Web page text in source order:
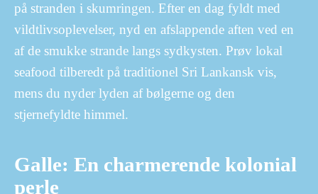
på stranden i skumringen. Efter en dag fyldt med
vildtlivsoplevelser, nyd en afslappende aften ved en
af de smukke strande langs sydkysten. Prøv lokal
seafood tilberedt på traditionel Sri Lankansk vis,
mens du nyder lyden af bølgerne og den
stjernefyldte himmel.
Galle: En charmerende kolonial
perle